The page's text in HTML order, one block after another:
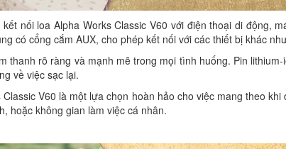
nối loa Alpha Works Classic V60 với điện thoại di động,
có cổng cắm AUX, cho phép kết nối với các thiết bị khác
thanh rõ ràng và mạnh mẽ trong mọi tình huống. Pin
về việc sạc lại.
V60 là một lựa chọn hoàn hảo cho việc mang theo
hoặc không gian làm việc cá nhân.